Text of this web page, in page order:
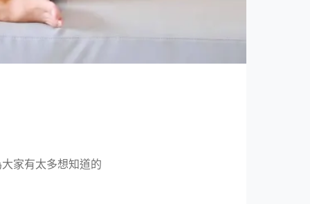
家有太多想知道的